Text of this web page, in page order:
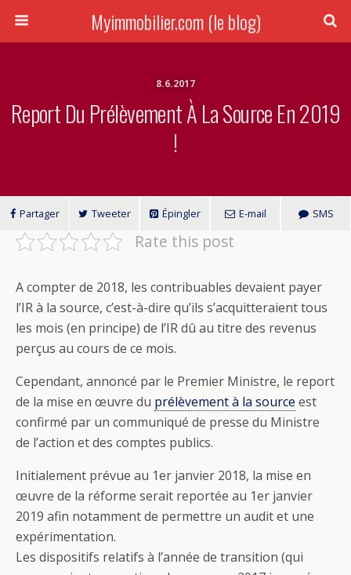
Myimmobilier.com (le blog)
8.6.2017
Report Du Prélèvement À La Source En 2019
!
Partager Tweeter Épingler E-mail SMS
Rate this post
A compter de 2018, les contribuables devaient payer
l’IR à la source, c’est-à-dire qu’ils s’acquitteraient tous
les mois (en principe) de l’IR dû au titre des revenus
perçus au cours de ce mois.
Cependant, annoncé par le Premier Ministre, le report
de la mise en œuvre du prélèvement à la source est
confirmé par un communiqué de presse du Ministre
de l’action et des comptes publics.
Initialement prévue au 1er janvier 2018, la mise en
œuvre de la réforme serait reportée au 1er janvier
2019 afin notamment de permettre un audit et une
expérimentation.
Les dispositifs relatifs à l’année de transition (qui